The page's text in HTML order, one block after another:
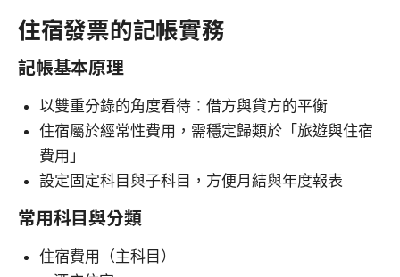
住宿發票的記帳實務
記帳基本原理
以雙重分錄的角度看待：借方與貸方的平衡
住宿屬於經常性費用，需穩定歸類於「旅遊與住宿
費用」
設定固定科目與子科目，方便月結與年度報表
常用科目與分類
住宿費用（主科目）